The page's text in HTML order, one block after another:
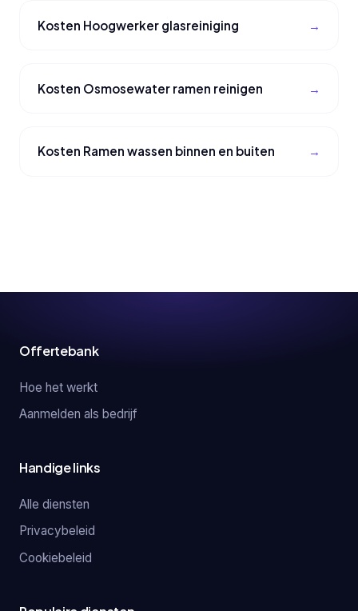
Kosten Hoogwerker glasreiniging
Kosten Osmosewater ramen reinigen
Kosten Ramen wassen binnen en buiten
Offertebank
Hoe het werkt
Aanmelden als bedrijf
Handige links
Alle diensten
Privacybeleid
Cookiebeleid